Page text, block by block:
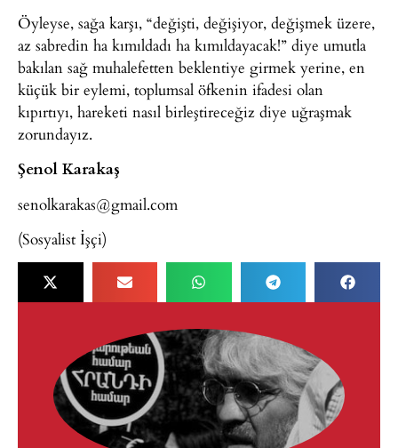
Öyleyse, sağa karşı, “değişti, değişiyor, değişmek üzere,
az sabredin ha kımıldadı ha kımıldayacak!” diye umutla
bakılan sağ muhalefetten beklentiye girmek yerine, en
küçük bir eylemi, toplumsal öfkenin ifadesi olan
kıpırtıyı, hareketi nasıl birleştireceğiz diye uğraşmak
zorundayız.
Şenol Karakaş
senolkarakas@gmail.com
(Sosyalist İşçi)